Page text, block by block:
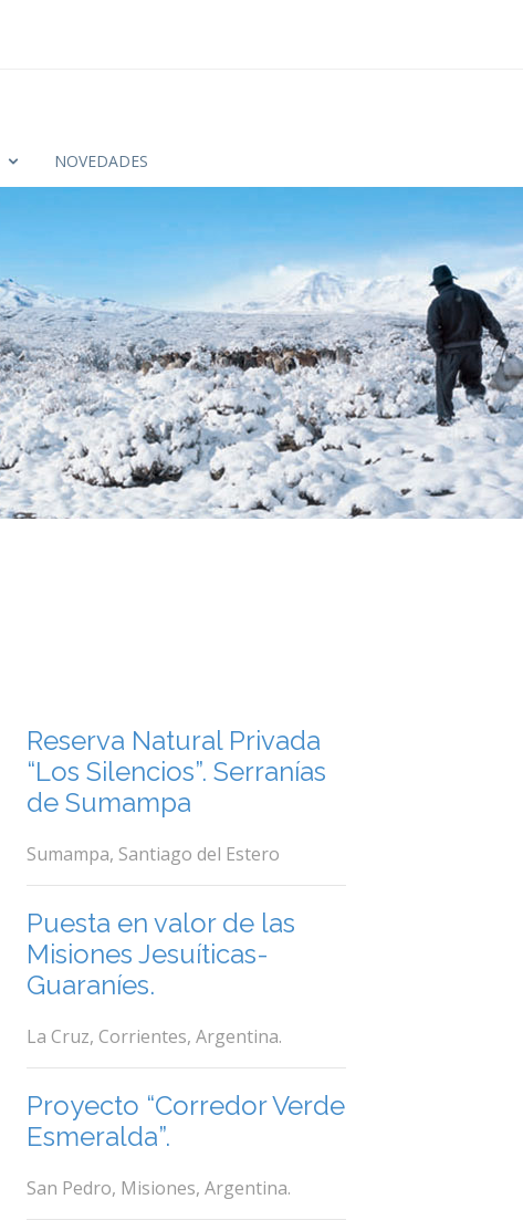
NOVEDADES
Reserva Natural Privada
“Los Silencios”. Serranías
de Sumampa
Sumampa, Santiago del Estero
Puesta en valor de las
Misiones Jesuíticas-
Guaraníes.
La Cruz, Corrientes, Argentina.
Proyecto “Corredor Verde
Esmeralda”.
San Pedro, Misiones, Argentina.